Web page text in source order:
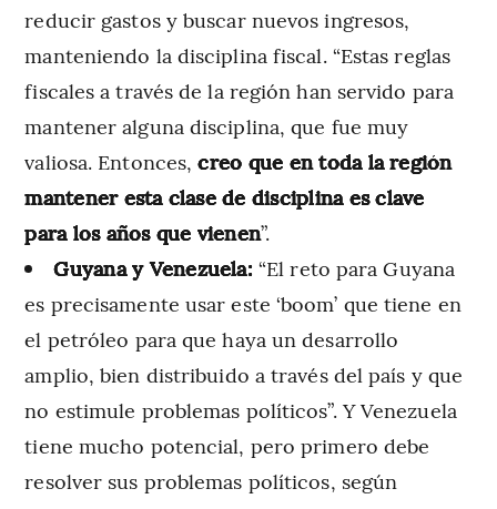
reducir gastos y buscar nuevos ingresos,
manteniendo la disciplina fiscal. “Estas reglas
fiscales a través de la región han servido para
mantener alguna disciplina, que fue muy
valiosa. Entonces, creo que en toda la región
mantener esta clase de disciplina es clave
para los años que vienen”.
Guyana y Venezuela: “El reto para Guyana
es precisamente usar este ‘boom’ que tiene en
el petróleo para que haya un desarrollo
amplio, bien distribuido a través del país y que
no estimule problemas políticos”. Y Venezuela
tiene mucho potencial, pero primero debe
resolver sus problemas políticos, según